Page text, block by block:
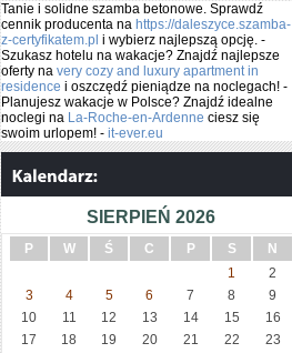
Tanie i solidne szamba betonowe. Sprawdź
cennik producenta na https://daleszyce.szamba-
z-certyfikatem.pl i wybierz najlepszą opcję. -
Szukasz hotelu na wakacje? Znajdź najlepsze
oferty na very cozy and luxury apartment in
residence i oszczędź pieniądze na noclegach! -
Planujesz wakacje w Polsce? Znajdź idealne
noclegi na La-Roche-en-Ardenne ciesz się
swoim urlopem! - it-ever.eu
SIERPIEŃ 2026
P W Ś C P S
N
1
2
3
4 5 6 7 8
9
10
11 12 13 14 15
16
17
18 19 20 21 22
23